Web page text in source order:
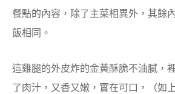
餐點的內容，除了主菜相異外，其餘
飯相同。
這雞腿的外皮炸的金黃酥脆不油膩，
了肉汁，又香又嫩，實在可口，（如